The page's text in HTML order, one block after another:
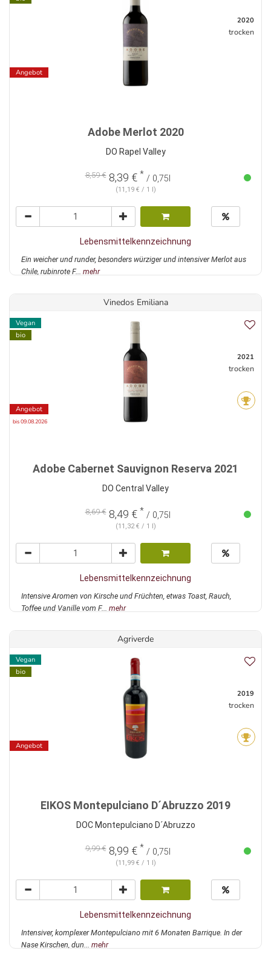
Angebot
2020
trocken
Adobe Merlot 2020
DO Rapel Valley
8,59 €8,39 € * / 0,75l
(11,19 € / 1 l)
Lebensmittelkennzeichnung
Ein weicher und runder, besonders würziger und intensiver Merlot aus
Chile, rubinrote F... mehr
Vinedos Emiliana
Vegan
bio
Angebot
bis 09.08.2026
2021
trocken
Adobe Cabernet Sauvignon Reserva 2021
DO Central Valley
8,69 €8,49 € * / 0,75l
(11,32 € / 1 l)
Lebensmittelkennzeichnung
Intensive Aromen von Kirsche und Früchten, etwas Toast, Rauch,
Toffee und Vanille vom F... mehr
Agriverde
Vegan
bio
Angebot
2019
trocken
EIKOS Montepulciano D´Abruzzo 2019
DOC Montepulciano D´Abruzzo
9,99 €8,99 € * / 0,75l
(11,99 € / 1 l)
Lebensmittelkennzeichnung
Intensiver, komplexer Montepulciano mit 6 Monaten Barrique. In der
Nase Kirschen, dun... mehr